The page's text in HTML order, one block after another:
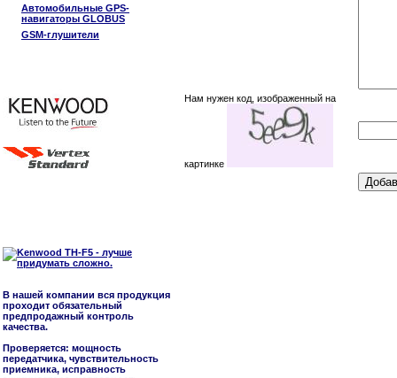
Автомобильные GPS-
навигаторы GLOBUS
GSM-глушители
В нашей компании вся продукция
проходит обязательный
предпродажный контроль
качества.
Проверяется: мощность
передатчика, чувствительность
приемника, исправность
Нам нужен код, изображенный на
картинке